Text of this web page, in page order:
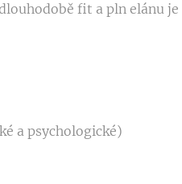
fit a pln elánu je
a psychologické)